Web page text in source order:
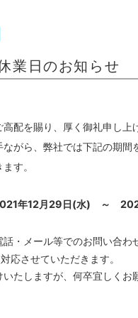
業日のお知らせ
配を賜り、厚く御礼申し上
ながら、弊社では下記の期間
す。
年12月29日(水) ～
・メール等でのお問い合わ
応させていただきます。
いたしますが、何卒宜しくお